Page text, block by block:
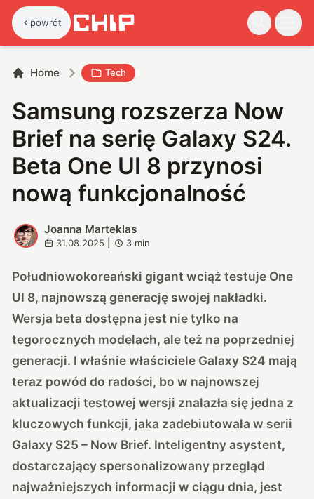
powrót
Home Tech
Samsung rozszerza Now
Brief na serię Galaxy S24.
Beta One UI 8 przynosi
nową funkcjonalność
J
Joanna Marteklas
31.08.2025 3 min
Południowokoreański gigant wciąż testuje One
UI 8, najnowszą generację swojej nakładki.
Wersja beta dostępna jest nie tylko na
tegorocznych modelach, ale też na poprzedniej
generacji. I właśniewłaściciele Galaxy S24 mają
teraz powód do radości, bo w najnowszej
aktualizacji testowej wersji znalazła się jedna z
kluczowych funkcji, jaka zadebiutowała w serii
Galaxy S25 – Now Brief. Inteligentny asystent,
dostarczający spersonalizowany przegląd
najważniejszych informacji w ciągu dnia, jest